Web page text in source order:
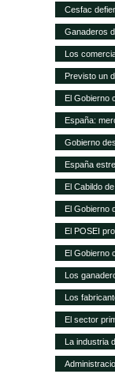
Cesfac
animales
Ganaderos
Los
celeridad en
Previsto un
de los
El Gobierno
fomento de
España:
Gobierno
animal
España
75.000
El Cabildo
ganadero
El Gobierno
El POSEI
cuatro años
El Gobierno
Los
en ayudas
Los
sequía en
El sector
millones
La industria
asamblea